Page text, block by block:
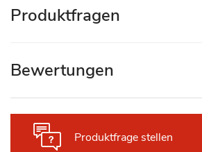
Produktfrage stellen
Produktfragen
Bewertungen